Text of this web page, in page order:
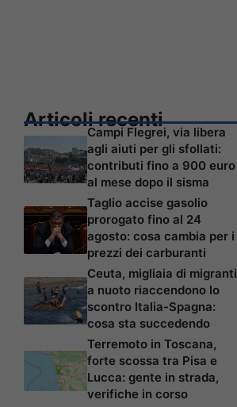
Articoli recenti
Campi Flegrei, via libera
agli aiuti per gli sfollati:
contributi fino a 900 euro
al mese dopo il sisma
Taglio accise gasolio
prorogato fino al 24
agosto: cosa cambia per i
prezzi dei carburanti
Ceuta, migliaia di migranti
a nuoto riaccendono lo
scontro Italia-Spagna:
cosa sta succedendo
Terremoto in Toscana,
forte scossa tra Pisa e
Lucca: gente in strada,
verifiche in corso